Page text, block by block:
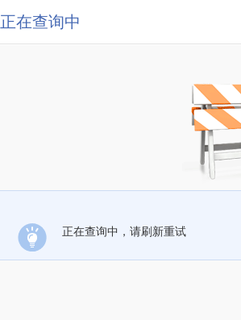
正在查询中
正在查询中，请刷新重试